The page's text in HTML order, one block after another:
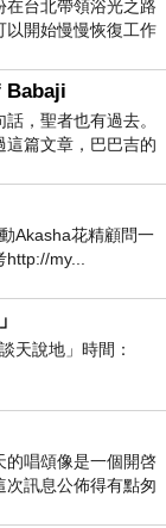
在台北帶領浴光之路
以開始慢慢恢復工作
Babaji
，聖者也有過去。
這篇文章，巴巴吉的
Akasha花精顧問一
my...
天說地」時間：
的唱頌像是一個開啓
次訊息公佈得有點匆